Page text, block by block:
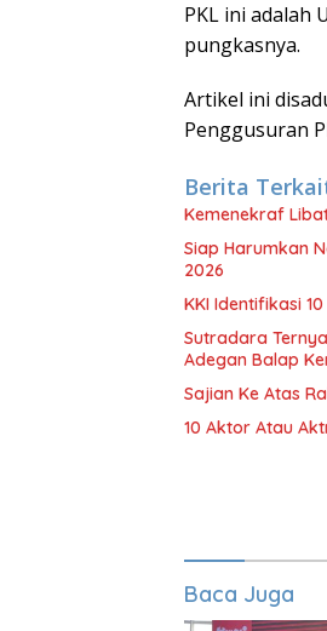
PKL ini adalah
pungkasnya.
Artikel ini
Penggusuran
Berita
Kemenekraf
Siap Harumkan
2026
KKI Identifikasi
Sutradara
Adegan Balap
Sajian Ke Atas
10 Aktor Atau
Baca Juga